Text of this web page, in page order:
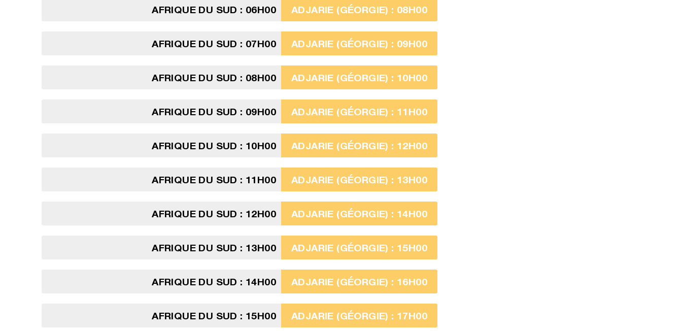
AFRIQUE DU SUD : 06H00 ADJARIE (GÉORGIE) : 08H00
AFRIQUE DU SUD : 07H00 ADJARIE (GÉORGIE) : 09H00
AFRIQUE DU SUD : 08H00 ADJARIE (GÉORGIE) : 10H00
AFRIQUE DU SUD : 09H00 ADJARIE (GÉORGIE) : 11H00
AFRIQUE DU SUD : 10H00 ADJARIE (GÉORGIE) : 12H00
AFRIQUE DU SUD : 11H00 ADJARIE (GÉORGIE) : 13H00
AFRIQUE DU SUD : 12H00 ADJARIE (GÉORGIE) : 14H00
AFRIQUE DU SUD : 13H00 ADJARIE (GÉORGIE) : 15H00
AFRIQUE DU SUD : 14H00 ADJARIE (GÉORGIE) : 16H00
AFRIQUE DU SUD : 15H00 ADJARIE (GÉORGIE) : 17H00